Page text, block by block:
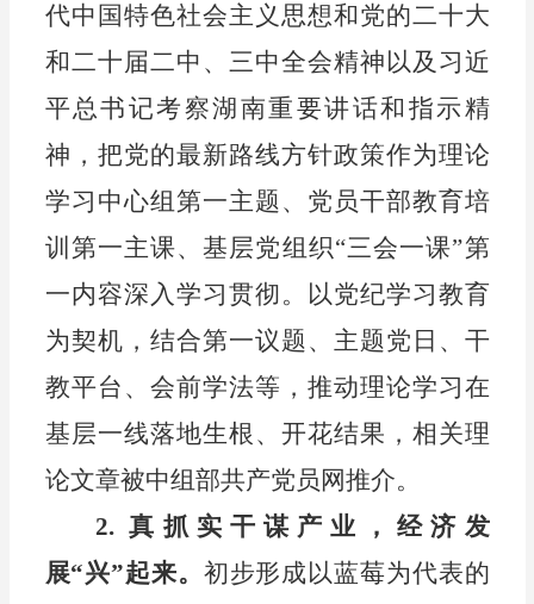
代中国特色社会主义思想和党的二十大
和二十届二中、三中全会精神 以及 习近
平总书记考察湖南重要讲话和 指示精
神 ， 把党的最新路线方针政策作为理论
学习中心组第一主题、党员干部教育培
训第一主课、基层党组织“三会一课”第
一内容深入学习贯彻。
以党纪学习教育
为契机，结合第一议题、主题党日、干
教平台、会前学法等， 推动理论学习在
基层一线落地生根、开花结果 ， 相关理
论文章被中组部共产党员网推介。
2.真抓实干谋产业 ，经济发
展“兴”起来。 初步形成以蓝莓为代表的